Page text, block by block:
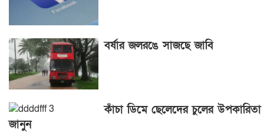
বর্ষার জলরঙে সাজছে জাবি
কাঁচা ডিমে ছেলেদের চুলের উপকারিতা
জানুন